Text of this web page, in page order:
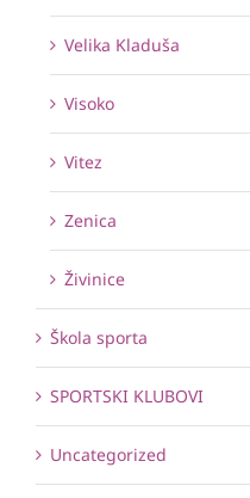
Velika Kladuša
Visoko
Vitez
Zenica
Živinice
Škola sporta
SPORTSKI KLUBOVI
Uncategorized